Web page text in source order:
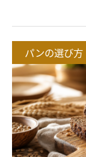
パンの選び方